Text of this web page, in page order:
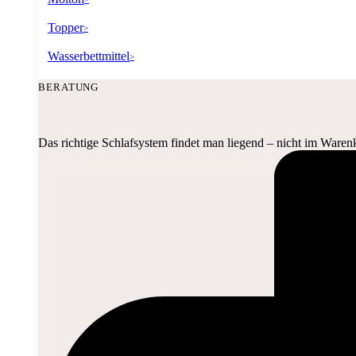
Topper>
Wasserbettmittel>
BERATUNG
Das richtige Schlafsystem findet man liegend – nicht im